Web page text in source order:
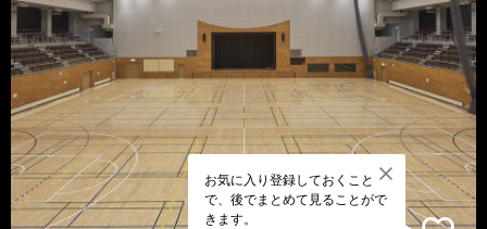
お気に入り登録しておくこと
で、後でまとめて見ることがで
きます。